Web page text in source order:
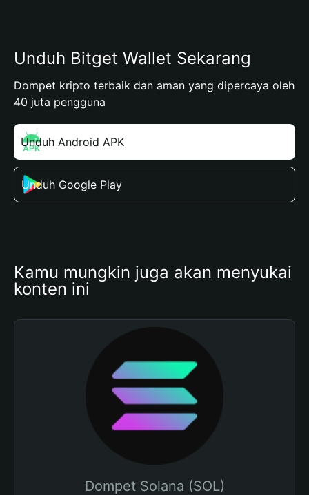
Unduh Bitget Wallet Sekarang
Dompet kripto terbaik dan aman yang dipercaya oleh
40 juta pengguna
Unduh Android APK
Unduh Google Play
Kamu mungkin juga akan menyukai
konten ini
Dompet Solana (SOL)